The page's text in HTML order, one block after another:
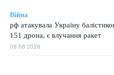
Війна
рф атакувала Україну
151 дрона, є влучання ракет
08.08.2026